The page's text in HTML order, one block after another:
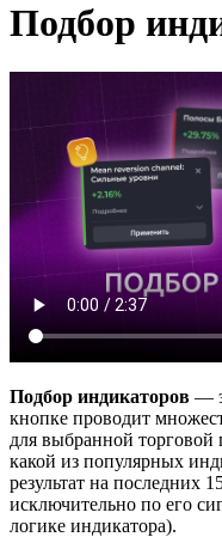
Подбор
Подбор индикаторов —
кнопке проводит
для выбранной
какой из популярных
результат на последних
исключительно по его
логике индикатора).